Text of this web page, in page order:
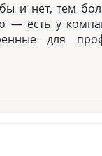
и нет, тем
— есть у
для